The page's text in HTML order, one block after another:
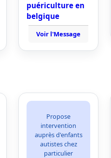
puériculture en
belgique
Voir l'Message
Propose
intervention
auprès d'enfants
autistes chez
particulier